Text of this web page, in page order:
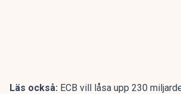
Läs också: ECB vill låsa upp 230